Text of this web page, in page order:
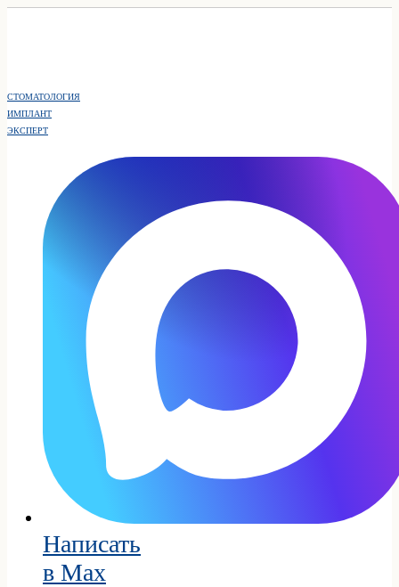
СТОМАТОЛОГИЯ
ИМПЛАНТ
ЭКСПЕРТ
Написать
в Max